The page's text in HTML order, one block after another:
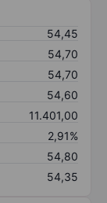
54,45
54,70
54,70
54,60
11.401,00
2,91%
54,80
54,35